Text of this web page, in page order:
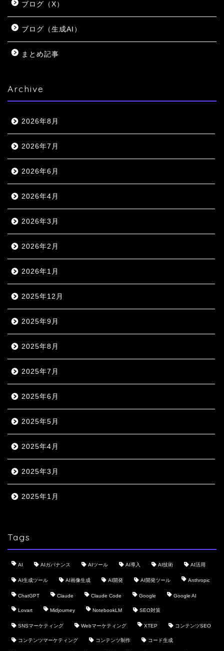
ブログ（X）
ブログ（生成AI）
まとめ記事
Archive
2026年8月
2026年7月
2026年6月
2026年4月
2026年3月
2026年2月
2026年1月
2025年12月
2025年9月
2025年8月
2025年7月
2025年6月
2025年5月
2025年4月
2025年3月
2025年1月
Tags
AI AIガバナンス AIツール AI導入 AI技術 AI活用
AI生成ツール AI画像生成 AI開発 AI開発ツール Anthropic
ChatGPT Claude Claude Code Google Google AI
Lovart Midjourney NotebookLM SEO対策
SNSマーケティング Webマーケティング XTEP コンテンツSEO
コンテンツマーケティング コンテンツ制作 コード生成